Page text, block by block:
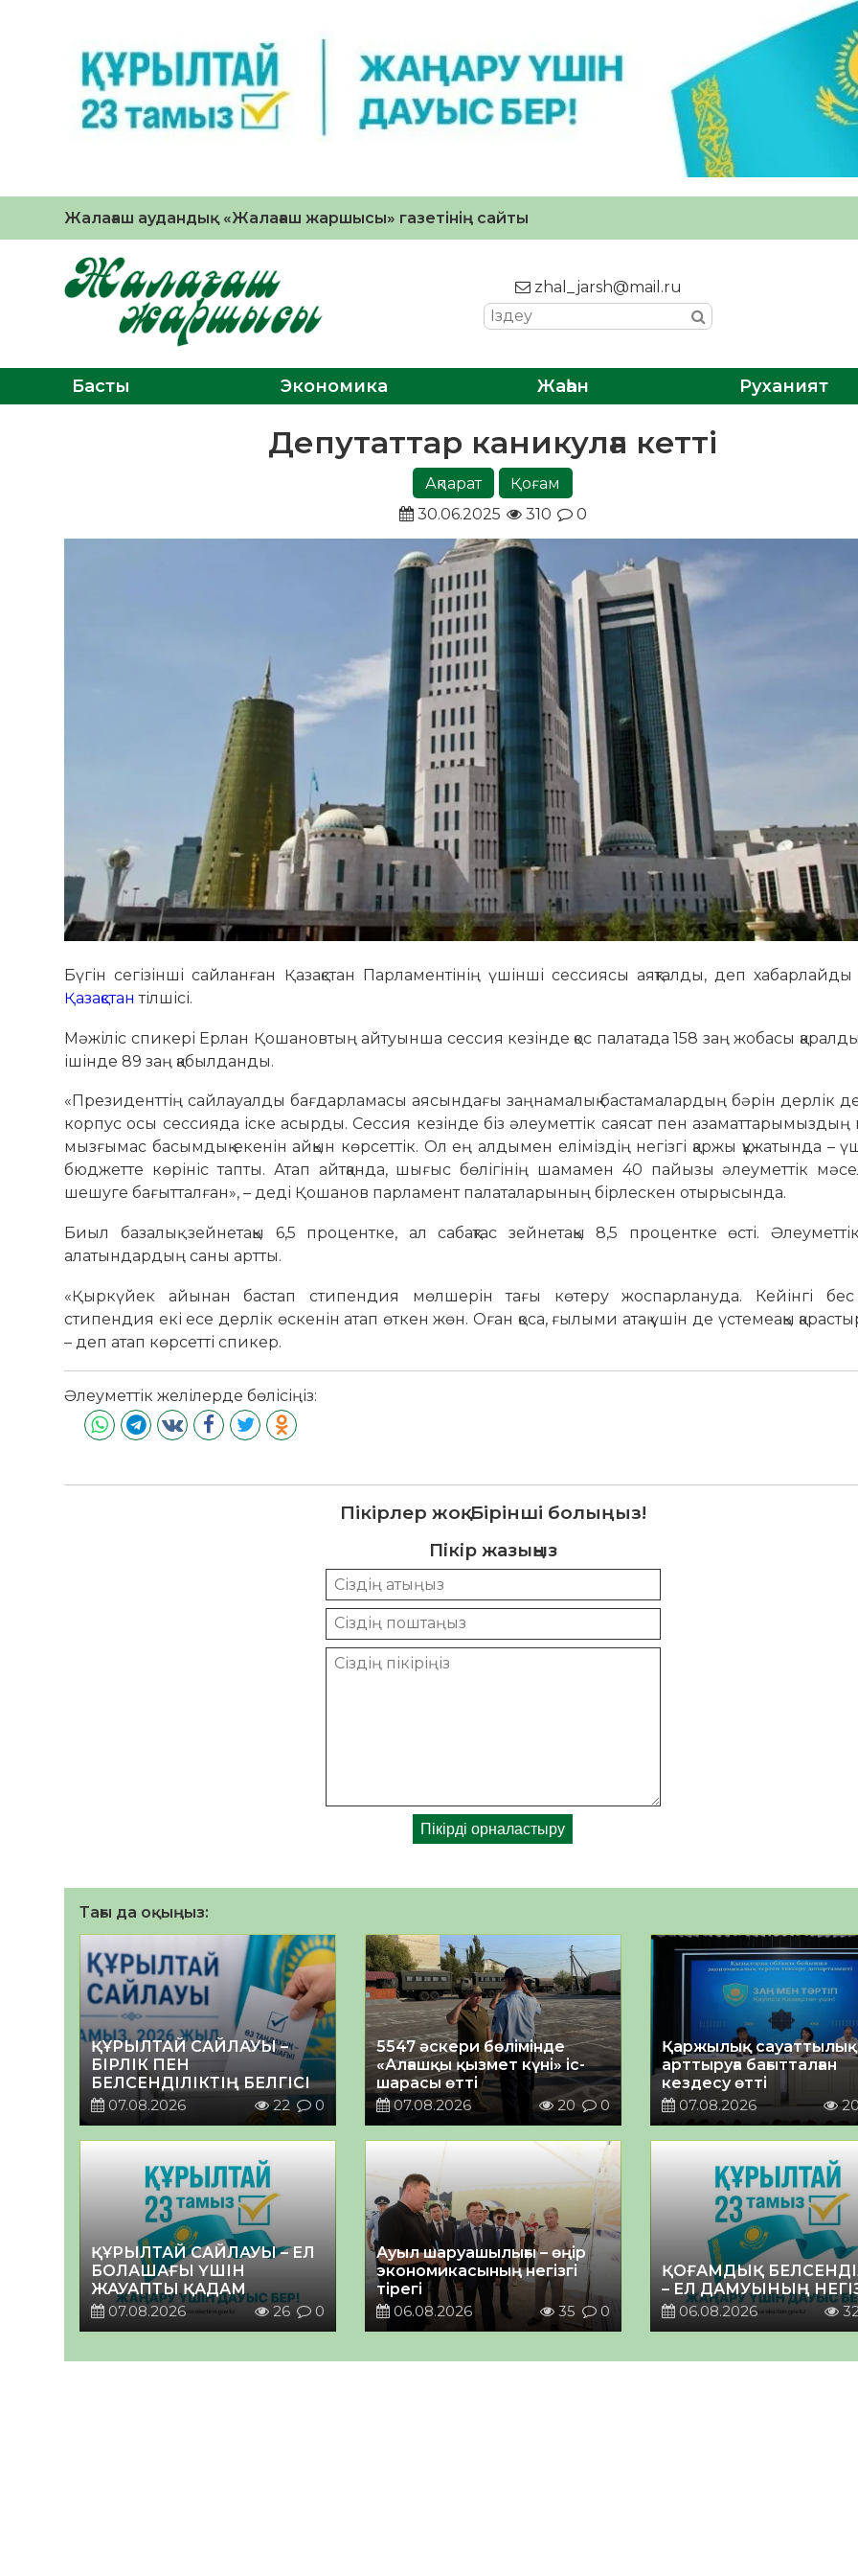
Жалағаш аудандық «Жалағаш жаршысы» газетінің сайты
zhal_jarsh@mail.ru
Басты Экономика Жаһан Руханият
Депутаттар каникулға кетті
Ақпарат
Қоғам
30.06.2025
310 0
Бүгін сегізінші сайланған Қазақстан Парламентінің үшінші сессиясы аяқталды, деп
Қазақстан тілшісі.
Мәжіліс спикері Ерлан Қошановтың айтуынша сессия кезінде қос палатада 158 заң жобасы
ішінде 89 заң қабылданды.
«Президенттің сайлауалды бағдарламасы аясындағы заңнамалық бастамалардың бәрін дерлік
корпус осы сессияда іске асырды. Сессия кезінде біз әлеуметтік саясат пен азаматтарымыздың
мызғымас басымдық екенін айқын көрсеттік. Ол ең алдымен еліміздің негізгі қаржы құжатында –
бюджетте көрініс тапты. Атап айтқанда, шығыс бөлігінің шамамен 40 пайызы әлеуметтік
шешуге бағытталған», – деді Қошанов парламент палаталарының бірлескен отырысында.
Биыл базалық зейнетақы 6,5 процентке, ал сабақтас зейнетақы 8,5 процентке өсті.
алатындардың саны артты.
«Қыркүйек айынан бастап стипендия мөлшерін тағы көтеру жоспарлануда. Кейінгі
стипендия екі есе дерлік өскенін атап өткен жөн. Оған қоса, ғылыми атақ үшін де үстемеақы
– деп атап көрсетті спикер.
Әлеуметтік желілерде бөлісіңіз:
Пікірлер жоқ. Бірінші болыңыз!
Пікір жазыңыз
Тағы да оқыңыз:
ҚҰРЫЛТАЙ САЙЛАУЫ –
БІРЛІК ПЕН
БЕЛСЕНДІЛІКТІҢ БЕЛГІСІ
07.08.2026
22 0
5547 әскери бөлімінде
«Алғашқы қызмет күні» іс-
шарасы өтті
07.08.2026
20 0
Қаржылық
арттыруға бағытталған
кездесу өтті
07.08.2026
ҚҰРЫЛТАЙ САЙЛАУЫ – ЕЛ
БОЛАШАҒЫ ҮШІН
ЖАУАПТЫ ҚАДАМ
07.08.2026
26 0
Ауыл шаруашылығы – өңір
экономикасының негізгі
тірегі
06.08.2026
35 0
ҚОҒАМДЫҚ
– ЕЛ ДАМУЫНЫҢ
06.08.2026